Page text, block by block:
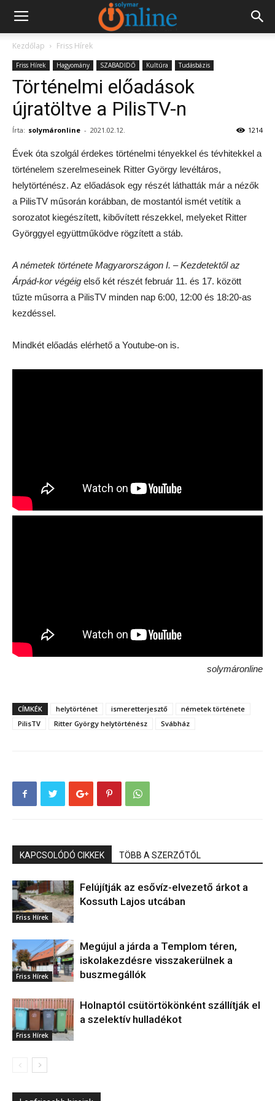
Kezdőlap Friss Hírek
Friss Hírek Hagyomány SZABADIDŐ Kultúra Tudásbázis
Történelmi előadások
újratöltve a PilisTV-n
Írta: solymáronline - 2021.02.12. 1214
Évek óta szolgál érdekes történelmi tényekkel és tévhitekkel a
történelem szerelmeseinek Ritter György levéltáros,
helytörténész. Az előadások egy részét láthatták már a nézők
a PilisTV műsorán korábban, de mostantól ismét vetítik a
sorozatot kiegészített, kibővített részekkel, melyeket Ritter
Györggyel együttműködve rögzített a stáb.
A németek története Magyarországon I. – Kezdetektől az
Árpád-kor végéig első két részét február 11. és 17. között
tűzte műsorra a PilisTV minden nap 6:00, 12:00 és 18:20-as
kezdéssel.
Mindkét előadás elérhető a Youtube-on is.
solymáronline
CÍMKÉK helytörténet ismeretterjesztő
németek története
PilisTV
Ritter György helytörténész Svábház
KAPCSOLÓDÓ CIKKEK TÖBB A SZERZŐTŐL
Friss Hírek
Felújítják az esővíz-elvezető árkot a
Kossuth Lajos utcában
Friss Hírek
Megújul a járda a Templom téren,
iskolakezdésre visszakerülnek a
buszmegállók
Friss Hírek
Holnaptól csütörtökönként szállítják el
a szelektív hulladékot